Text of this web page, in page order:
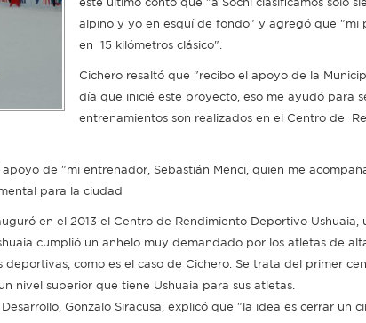
alpino y yo en esquí de fondo" y agregó que "mi
en 15 kilómetros clásico".
Cichero resaltó que "recibo el apoyo de la
día que inicié este proyecto, eso me ayudó para
entrenamientos son realizados en el Centro de
de "mi entrenador, Sebastián Menci, quien me
para la ciudad
en el 2013 el Centro de Rendimiento Deportivo Ushuaia,
cumplió un anhelo muy demandado por los atletas de
deportivas, como es el caso de Cichero. Se trata del primer
nivel superior que tiene Ushuaia para sus atletas.
Gonzalo Siracusa, explicó que "la idea es cerrar un